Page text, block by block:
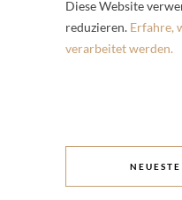
Diese Website
reduzieren. Erfahre,
verarbeitet werden.